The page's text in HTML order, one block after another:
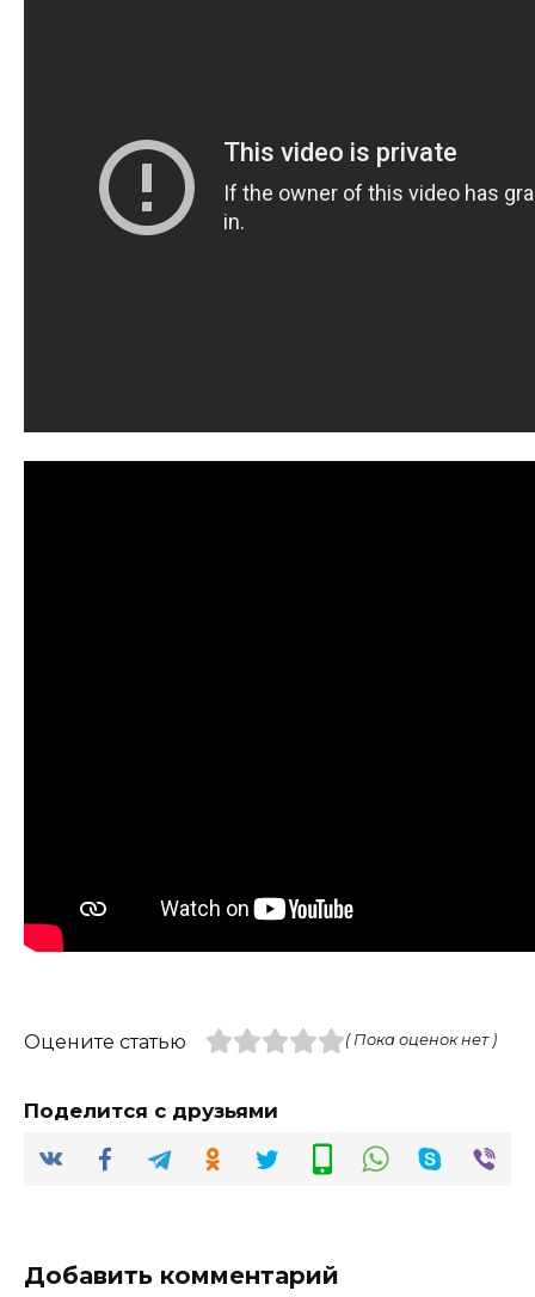
Оцените статью ( Пока оценок нет )
Поделится с друзьями
Добавить комментарий